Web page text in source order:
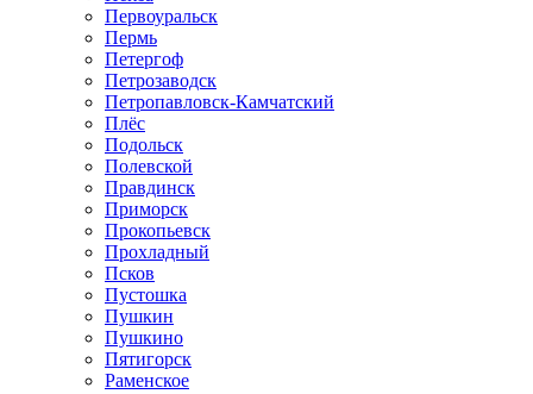
Первоуральск
Пермь
Петергоф
Петрозаводск
Петропавловск-Камчатский
Плёс
Подольск
Полевской
Правдинск
Приморск
Прокопьевск
Прохладный
Псков
Пустошка
Пушкин
Пушкино
Пятигорск
Раменское